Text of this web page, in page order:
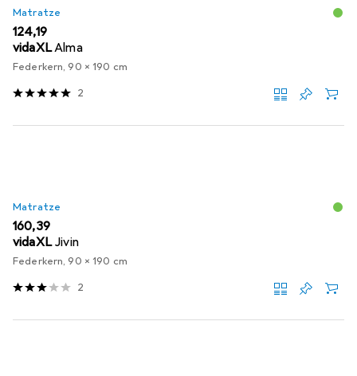
Matratze
EUR
124,19
vidaXLAlma
Federkern, 90 x 190 cm
2
Matratze
EUR
160,39
vidaXL Jivin
Federkern, 90 x 190 cm
2